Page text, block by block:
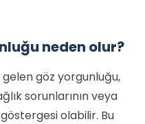
neden olur?
göz yorgunluğu,
sorunlarının veya
olabilir. Bu